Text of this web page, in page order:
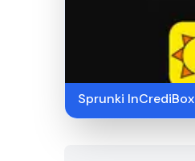
Sprunki InCrediBox